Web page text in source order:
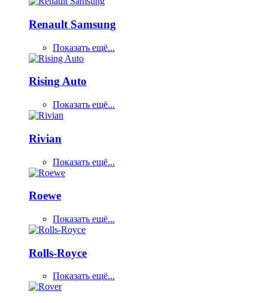
Renault Samsung
Показать ещё...
Rising Auto
Показать ещё...
Rivian
Показать ещё...
Roewe
Показать ещё...
Rolls-Royce
Показать ещё...